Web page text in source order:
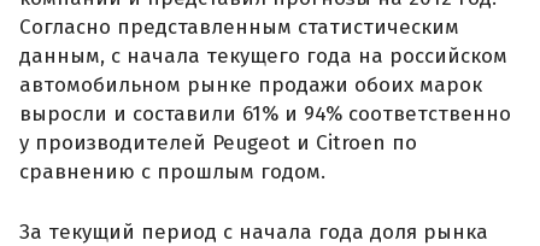
Согласно представленным статистическим
данным, с начала текущего года на российском
автомобильном рынке продажи обоих марок
выросли и составили 61% и 94% соответственно
у производителей Peugeot и Citroen по
сравнению с прошлым годом.
За текущий период с начала года доля рынка